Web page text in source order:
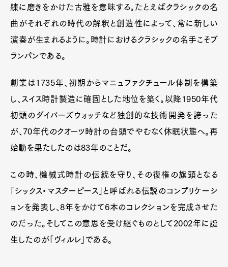
練に磨きをかけた古雅を意味する。たとえばクラシックの名
曲がそれぞれの時代の解釈と創造性によって、常に新しい
演奏が生まれるように。時計におけるクラシックの名手こそブ
ランパンである。
創業は1735年、初期からマニュファクチュール体制を構築
し、スイス時計製造に確固とした地位を築く。以降1950年代
初頭のダイバーズウォッチなど独創的な技術開発を誇った
が、70年代のクオーツ時計の台頭でやむなく休眠状態へ。再
始動を果たしたのは83年のことだ。
この時、機械式時計の伝統を守り、その復権の旗頭となる
「シックス・マスターピース」と呼ばれる伝説のコンプリケーシ
ョンを発表し、8年をかけて6本のコレクションを完成させた
のだった。そしてこの意思を受け継ぐものとして2002年に誕
生したのが「ヴィルレ」である。